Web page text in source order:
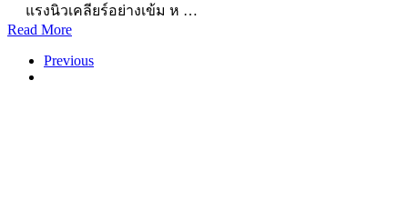
แรงนิวเคลียร์อย่างเข้ม ห …
Read More
Previous